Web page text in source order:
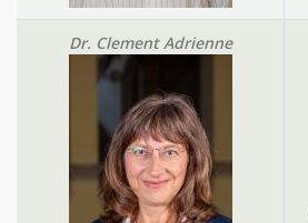
Dr. Clement Adrienne